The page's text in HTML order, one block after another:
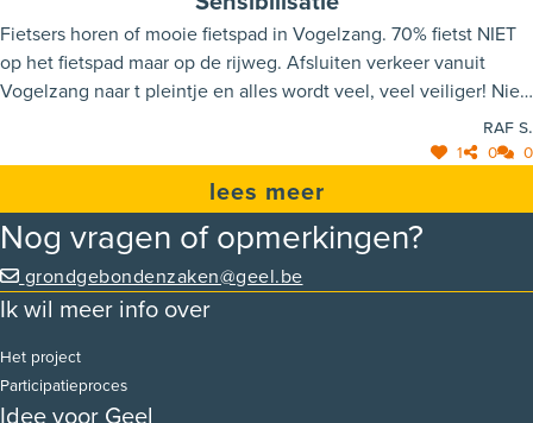
Fietsers horen of mooie fietspad in Vogelzang. 70% fietst NIET
op het fietspad maar op de rijweg. Afsluiten verkeer vanuit
Vogelzang naar t pleintje en alles wordt veel, veel veiliger! Niet
Raf S.
1 0 0
lees meer
Nog vragen of opmerkingen?
grondgebondenzaken@geel.be
Ik wil meer info over
Het project
Participatieproces
Idee voor Geel